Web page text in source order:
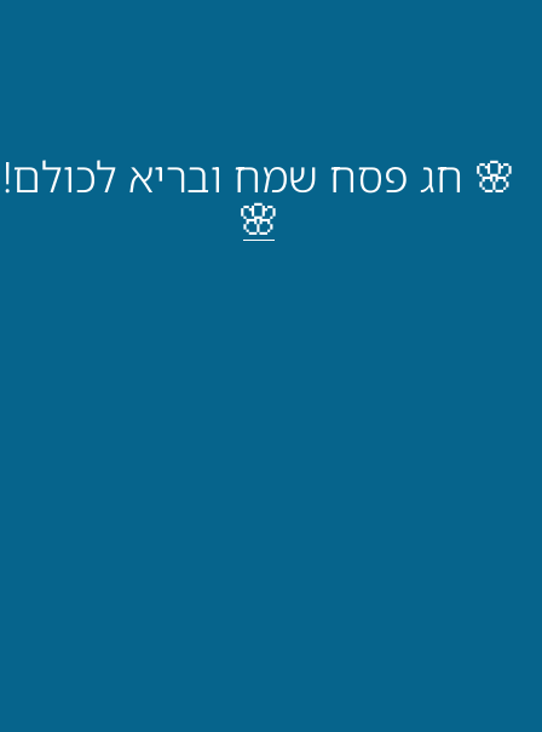
🌸 חג פסח שמח ובריא לכולם!
🌸